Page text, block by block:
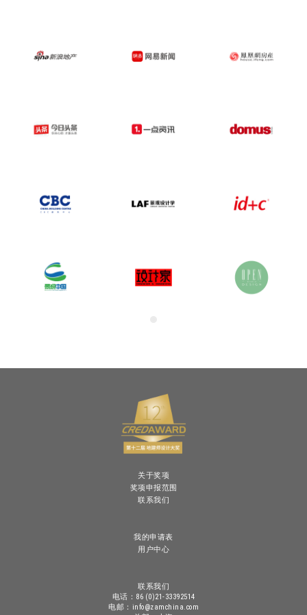
关于奖项
奖项申报范围
联系我们
我的申请表
用户中心
联系我们
电话：86 (0)21-33392514
电邮：info@zamchina.com